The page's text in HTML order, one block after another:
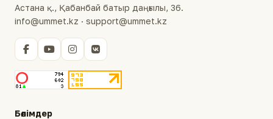
Астана қ., Қабанбай батыр даңғылы, 36.
info@ummet.kz · support@ummet.kz
Бөлімдер